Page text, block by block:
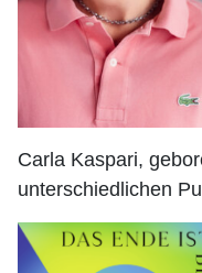
Carla Kaspari,
unterschiedlichen